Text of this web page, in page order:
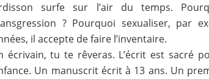
surfe sur l’air du temps.
? Pourquoi sexualiser, par
il accepte de faire l’inventaire.
écrivain, tu te rêveras. L’écrit est sacré
Un manuscrit écrit à 13 ans. Un